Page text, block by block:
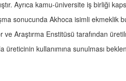
Ayrıca kamu-üniversite iş birliği
sonucunda Akhoca isimli ekmeklik
Araştırma Enstitüsü tarafından
üreticinin kullanımına sunulması